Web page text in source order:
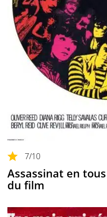
7/10
Assassinat en
du film